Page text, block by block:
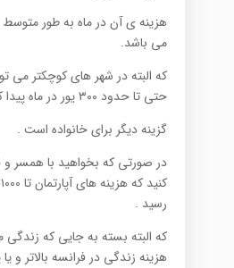
می باشد.
که البته در شهر های کوچکتر می
حتی تا حدود ۳۰۰ یور در ماه پیدا کنید.
گزینه دیگر برای خانواده است .
در صورتی که بخواهید با همسر و
رسید .
که البته بسته به جایی که
هزینه زندگی در فرانسه بالاتر و